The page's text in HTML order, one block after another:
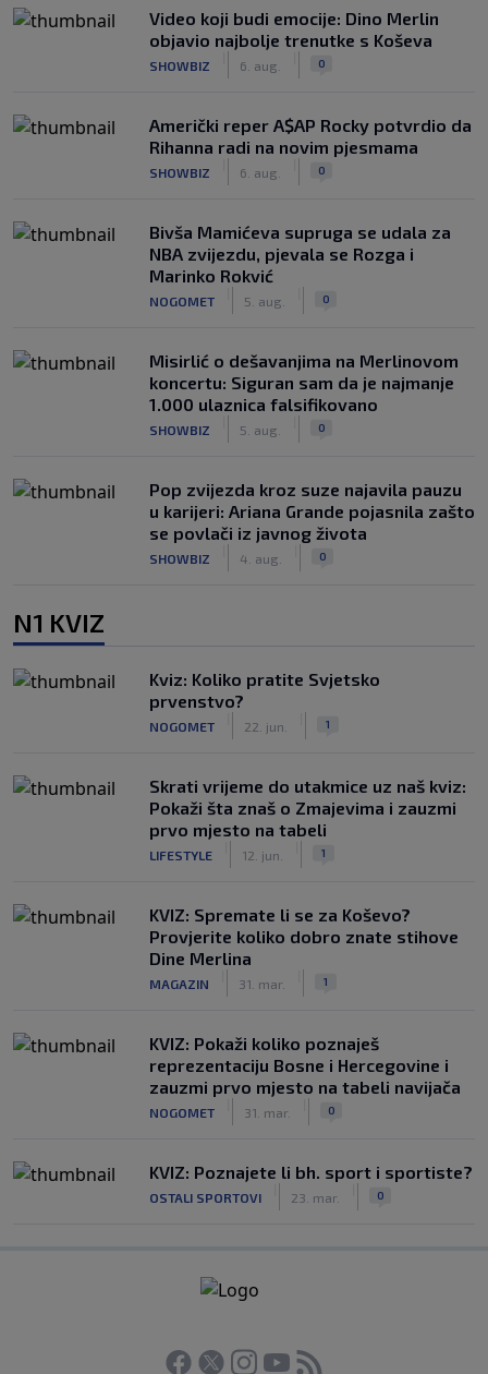
Video koji budi emocije: Dino Merlin
objavio najbolje trenutke s Koševa
SHOWBIZ 6. aug. 0
Američki reper A$AP Rocky potvrdio da
Rihanna radi na novim pjesmama
SHOWBIZ 6. aug. 0
Bivša Mamićeva supruga se udala za
NBA zvijezdu, pjevala se Rozga i
Marinko Rokvić
NOGOMET 5. aug. 0
Misirlić o dešavanjima na Merlinovom
koncertu: Siguran sam da je najmanje
1.000 ulaznica falsifikovano
SHOWBIZ 5. aug. 0
Pop zvijezda kroz suze najavila pauzu
u karijeri: Ariana Grande pojasnila zašto
se povlači iz javnog života
SHOWBIZ 4. aug. 0
N1 KVIZ
Kviz: Koliko pratite Svjetsko
prvenstvo?
NOGOMET 22. jun. 1
Skrati vrijeme do utakmice uz naš kviz:
Pokaži šta znaš o Zmajevima i zauzmi
prvo mjesto na tabeli
LIFESTYLE 12. jun. 1
KVIZ: Spremate li se za Koševo?
Provjerite koliko dobro znate stihove
Dine Merlina
MAGAZIN 31. mar. 1
KVIZ: Pokaži koliko poznaješ
reprezentaciju Bosne i Hercegovine i
zauzmi prvo mjesto na tabeli navijača
NOGOMET 31. mar. 0
KVIZ: Poznajete li bh. sport i sportiste?
OSTALI SPORTOVI 23. mar. 0